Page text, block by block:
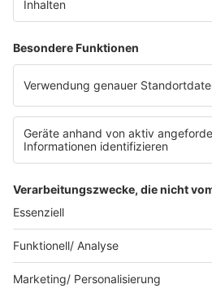
80s80s
Stimme für Deine 5
so Deine Lieblingssongs
Das Ergebnis aller
sofort jedenSonntag
80s80s Countdown – auf
Hier